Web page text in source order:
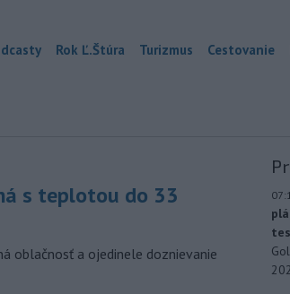
Rok Ľ.Štúra Turizmus Cestovanie
s teplotou do 33
oblačnosť a ojedinele doznievanie